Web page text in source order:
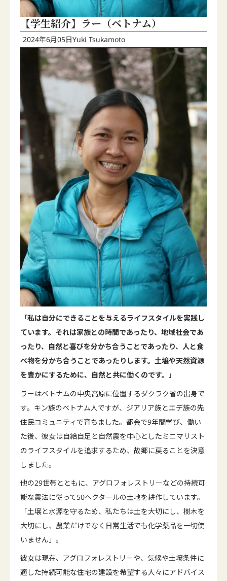
【学生紹介】ラー（ベトナム）
2024年6月05日Yuki Tsukamoto
「私は自分にできることを与えるライフスタイルを実践し
ています。それは家族との時間であったり、地域社会であ
ったり、自然と喜びを分かち合うことであったり、人と食
べ物を分かち合うことであったりします。土壌や天然資源
を豊かにするために、自然と共に働くのです。」
ラーはベトナムの中央高原に位置するダクラク省の出身で
す。キン族のベトナム人ですが、ジアリア族とエデ族の先
住民コミュニティで育ちました。都会で9年間学び、働い
た後、彼女は自給自足と自然農を中心としたミニマリスト
のライフスタイルを追求するため、故郷に戻ることを決意
しました。
他の29世帯とともに、アグロフォレストリーなどの持続可
能な農法に従って50ヘクタールの土地を耕作しています。
「土壌と水源を守るため、私たちは土を大切にし、樹木を
大切にし、農業だけでなく日常生活でも化学薬品を一切使
いません」。
彼女は現在、アグロフォレストリーや、気候や土壌条件に
適した持続可能な住宅の建設を希望する人々にアドバイス